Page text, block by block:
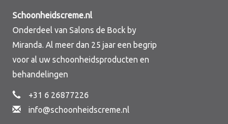
Schoonheidscreme.nl
Onderdeel van Salons de Bock by
Miranda. Al meer dan 25 jaar een begrip
voor al uw schoonheidsproducten en
behandelingen
+31 6 26877226
info@schoonheidscreme.nl